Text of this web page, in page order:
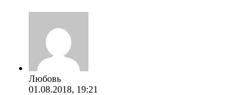
Любовь
01.08.2018, 19:21